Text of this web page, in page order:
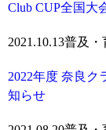
Club CUP全国大
2021.10.13普及・
2022年度 奈良ク
知らせ